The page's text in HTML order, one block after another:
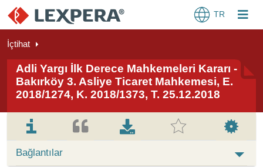
TR
İçtihat
Adli Yargı İlk Derece Mahkemeleri Kararı -
Bakırköy 3. Asliye Ticaret Mahkemesi, E.
2018/1274, K. 2018/1373, T. 25.12.2018
Bağlantılar